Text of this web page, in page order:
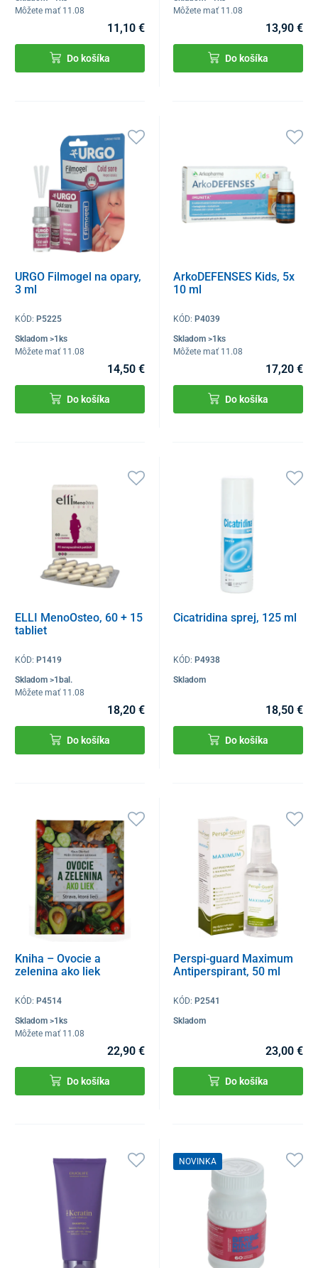
Môžete mať 11.08
11,10 €
Do košíka
Môžete mať 11.08
13,90 €
Do košíka
URGO Filmogel na opary,
3 ml
KÓD: P5225
Skladom >1ks
Môžete mať 11.08
14,50 €
Do košíka
ArkoDEFENSES Kids, 5x
10 ml
KÓD: P4039
Skladom >1ks
Môžete mať 11.08
17,20 €
Do košíka
ELLI MenoOsteo, 60 + 15
tabliet
KÓD: P1419
Skladom >1bal.
Môžete mať 11.08
18,20 €
Do košíka
Cicatridina sprej, 125 ml
KÓD: P4938
Skladom
18,50 €
Do košíka
Kniha – Ovocie a
zelenina ako liek
KÓD: P4514
Skladom >1ks
Môžete mať 11.08
22,90 €
Do košíka
Perspi-guard Maximum
Antiperspirant, 50 ml
KÓD: P2541
Skladom
23,00 €
Do košíka
NOVINKA